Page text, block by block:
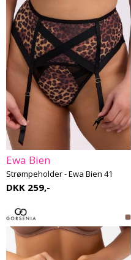
Ewa Bien
Strømpeholder - Ewa Bien 41
DKK 259,-